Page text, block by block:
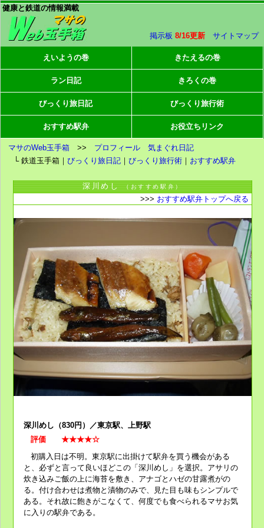
健康と鉄道の情報満載
掲示板 8/16更新 サイトマップ
えいようの巻 きたえるの巻
ラン日記 きろくの巻
びっくり旅日記 びっくり旅行術
おすすめ駅弁 お役立ちリンク
マサのWeb玉手箱 >> プロフィール
気まぐれ日記
└ 鉄道玉手箱｜びっくり旅日記 ｜びっくり旅行術 ｜ おすすめ駅弁
深川めし（おすすめ駅弁）
>>> おすすめ駅弁トップへ戻る
深川めし（830円）／東京駅、上野駅
評価 ★★★★☆
初購入日は不明。東京駅に出掛けて駅弁を買う機会がある
と、必ずと言って良いほどこの「深川めし」を選択。 アサリの
炊き込みご飯の上に海苔を敷き、 アナゴとハゼの甘露煮がの
る。付け合わせは煮物と漬物のみで、見た目も味もシンプルで
ある。それ故に飽きがこなくて、何度でも食べられるマサお気
に入りの駅弁である。